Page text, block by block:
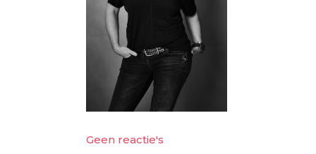
Geen reactie's